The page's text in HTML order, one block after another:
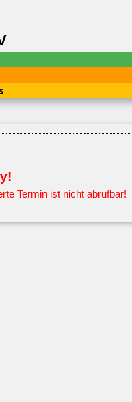
Termin ist nicht abrufbar!